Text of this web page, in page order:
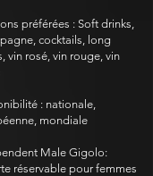
préférées : Soft drinks,
cocktails, long
vin rosé, vin rouge, vin
: nationale,
mondiale
Male Gigolo:
réservable pour femmes